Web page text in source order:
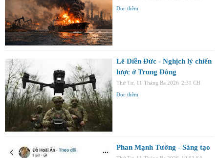
Đọc thêm
Lê Diễn Đức - Nghịch lý chiến
lược ở Trung Đông
Thứ Tư, 11 Tháng Ba 2026 2:31 CH
Đọc thêm
Phan Mạnh Tường - Sáng tạo